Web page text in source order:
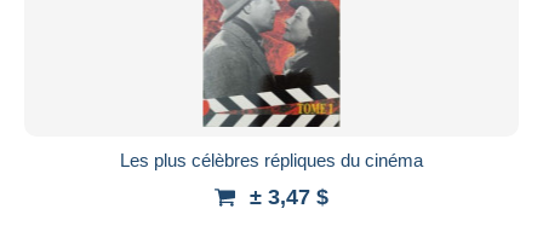
Les plus célèbres répliques du cinéma
± 3,47 $